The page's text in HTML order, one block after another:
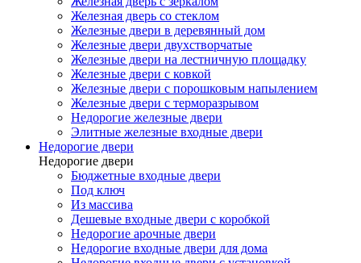
Железная дверь со стеклом
Железные двери в деревянный дом
Железные двери двухстворчатые
Железные двери на лестничную площадку
Железные двери с ковкой
Железные двери с порошковым напылением
Железные двери с терморазрывом
Недорогие железные двери
Элитные железные входные двери
Недорогие двери
Недорогие двери
Бюджетные входные двери
Под ключ
Из массива
Дешевые входные двери с коробкой
Недорогие арочные двери
Недорогие входные двери для дома